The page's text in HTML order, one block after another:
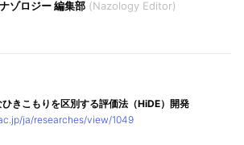
ナゾロジー 編集部 Nazology Editor
きこもりを区別する評価法（HiDE）開発
ja/researches/view/1049